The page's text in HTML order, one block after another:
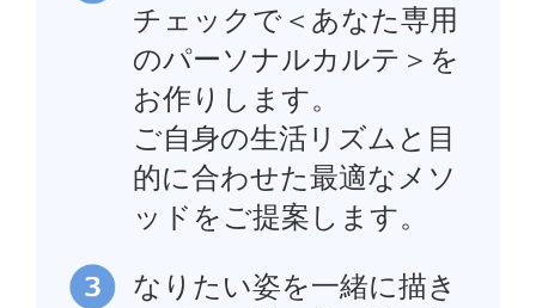
チェックで＜あなた専用
のパーソナルカルテ＞を
お作りします。
ご自身の生活リズムと目
的に合わせた最適なメソ
ッドをご提案します。
なりたい姿を一緒に描き